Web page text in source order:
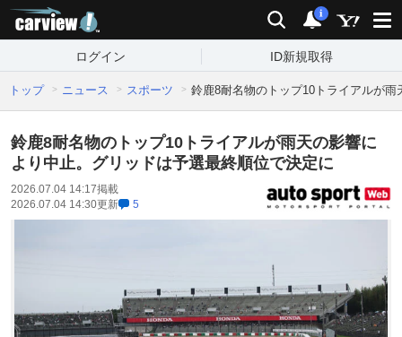
検索 通知
i
ログイン ID新規取得
トップ ニュース スポーツ 鈴鹿8耐名物のトップ10トライアルが
鈴鹿8耐名物のトップ10トライアルが雨天の影響に
より中止。グリッドは予選最終順位で決定に
2026.07.04 14:17掲載
2026.07.04 14:30更新 5